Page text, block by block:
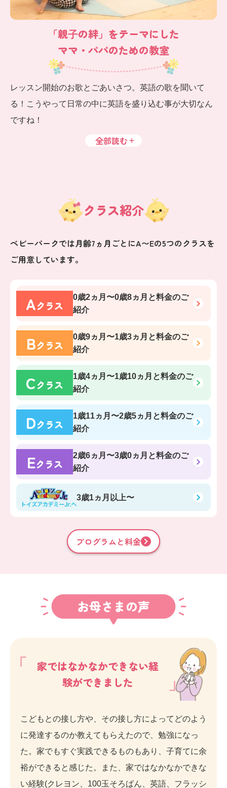
「親⼦の絆」をテーマにした
ママ・パパのための教室
レッスン開始のお歌とごあいさつ。英語の歌を聞いて
る！こうやって日常の中に英語を盛り込む事が大切なん
ですね！
全部読む
クラス紹介
ベビーパークでは月齢7ヵ月ごとにA〜Eの5つのクラスを
ご用意しています。
Aクラス
0歳2ヵ月〜0歳8ヵ月 と料金のご
紹介
Bクラス
0歳9ヵ月〜1歳3ヵ月 と料金のご
紹介
Cクラス
1歳4ヵ月〜1歳10ヵ月 と料金のご
紹介
Dクラス
1歳11ヵ月〜2歳5ヵ月 と料金のご
紹介
Eクラス
2歳6ヵ月〜3歳0ヵ月 と料金のご
紹介
3歳1ヵ月以上〜
プログラムと料金
お母さまの声
家ではなかなかできない経
験ができました
こどもとの接し方や、その接し方によってどのよう
に発達するのか教えてもらえたので、勉強になっ
た。家でもすぐ実践できるものもあり、子育てに余
裕ができると感じた。また、家ではなかなかできな
い経験(クレヨン、100玉そろばん、英語、フラッシ